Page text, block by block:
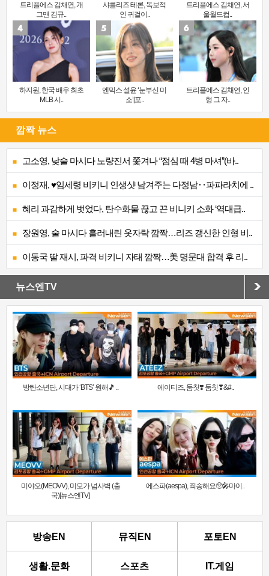
트리플에스 김채연, 개
그맨 김규..
샤를리즈 테론, 독보적
인 귀걸이..
트리플에스 김채연, 서
울월드컵..
하지원, 한국 배우 최초
MLB 시..
엔믹스 설윤 ‘눈부신 미
소’[포..
트리플에스 김채연, 인
형 그 자..
깜짝 뉴스
고소영, 낮술 마시다 노량진서 쫓겨나 “점심 때 4병 마셔”(바..
이정재, ♥임세령 비키니 인생샷 남겨주는 다정남‥파파라치에 ..
혜리 과감하게 벗었다, 탄수화물 끊고 끈 비니키 소화 ‘역대급..
장원영, 술 마시다 흘러내린 옷자락 깜짝…리즈 갱신한 인형 비..
이동국 딸 재시, 파격 비키니 자태 깜짝…美 명문대 합격 후 리..
뉴스엔TV
방탄소년단, 시대가 ‘BTS’ 원해🎵 .. 에이티즈, 둠칫❣️ 둠칫❣&#..
미야오(MEOVV), 미모가 넘사벽 (출
국)[뉴스엔TV]
에스파(aespa), 죄송해요🥺🎤마이..
방송EN 뮤직EN 포토EN
생활.문화 스포츠 IT.게임